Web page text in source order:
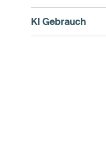
KI Gebrauch